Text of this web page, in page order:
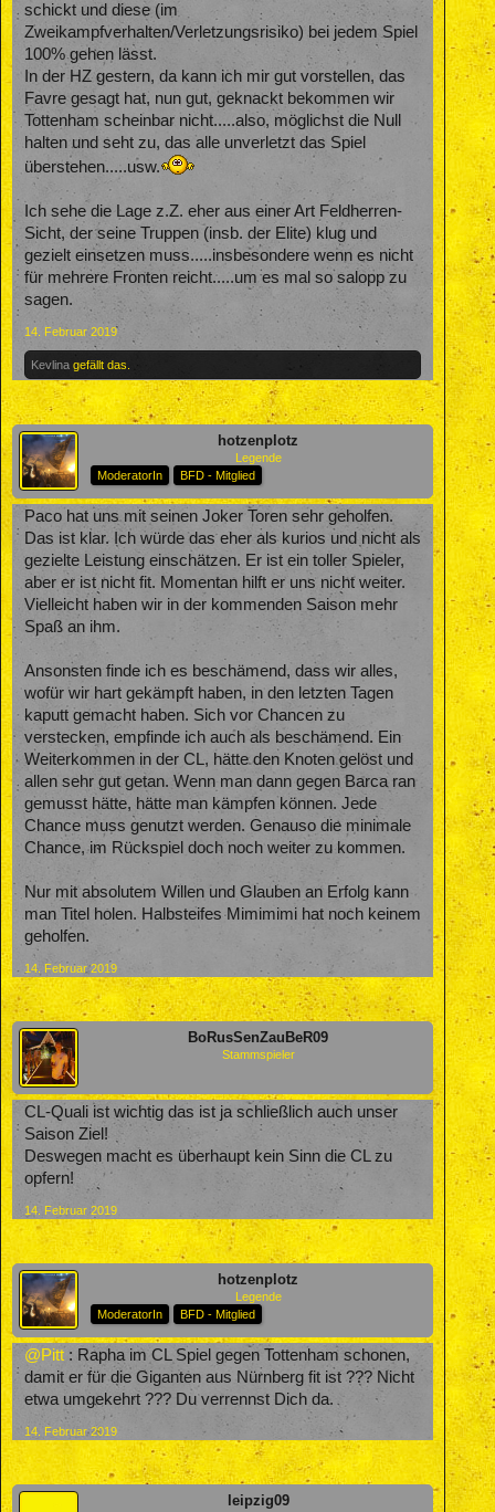
schickt und diese (im
Zweikampfverhalten/Verletzungsrisiko) bei jedem Spiel
100% gehen lässt.
In der HZ gestern, da kann ich mir gut vorstellen, das
Favre gesagt hat, nun gut, geknackt bekommen wir
Tottenham scheinbar nicht.....also, möglichst die Null
halten und seht zu, das alle unverletzt das Spiel
überstehen.....usw.
Ich sehe die Lage z.Z. eher aus einer Art Feldherren-
Sicht, der seine Truppen (insb. der Elite) klug und
gezielt einsetzen muss.....insbesondere wenn es nicht
für mehrere Fronten reicht.....um es mal so salopp zu
sagen.
14. Februar 2019
Kevlina gefällt das.
hotzenplotz
Legende
ModeratorIn
BFD - Mitglied
Paco hat uns mit seinen Joker Toren sehr geholfen.
Das ist klar. Ich würde das eher als kurios und nicht als
gezielte Leistung einschätzen. Er ist ein toller Spieler,
aber er ist nicht fit. Momentan hilft er uns nicht weiter.
Vielleicht haben wir in der kommenden Saison mehr
Spaß an ihm.
Ansonsten finde ich es beschämend, dass wir alles,
wofür wir hart gekämpft haben, in den letzten Tagen
kaputt gemacht haben. Sich vor Chancen zu
verstecken, empfinde ich auch als beschämend. Ein
Weiterkommen in der CL, hätte den Knoten gelöst und
allen sehr gut getan. Wenn man dann gegen Barca ran
gemusst hätte, hätte man kämpfen können. Jede
Chance muss genutzt werden. Genauso die minimale
Chance, im Rückspiel doch noch weiter zu kommen.
Nur mit absolutem Willen und Glauben an Erfolg kann
man Titel holen. Halbsteifes Mimimimi hat noch keinem
geholfen.
14. Februar 2019
BoRusSenZauBeR09
Stammspieler
CL-Quali ist wichtig das ist ja schließlich auch unser
Saison Ziel!
Deswegen macht es überhaupt kein Sinn die CL zu
opfern!
14. Februar 2019
hotzenplotz
Legende
ModeratorIn
BFD - Mitglied
@Pitt : Rapha im CL Spiel gegen Tottenham schonen,
damit er für die Giganten aus Nürnberg fit ist ??? Nicht
etwa umgekehrt ??? Du verrennst Dich da.
14. Februar 2019
leipzig09